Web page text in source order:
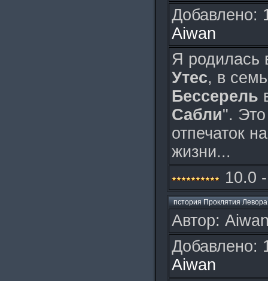
Добавлено:
Aiwan
Я родилась
Утес, в
Бессерель
Сабли".
отпечаток
жизни...
10.0 -
пстория Проклятия Левора
Автор:
Добавлено:
Aiwan